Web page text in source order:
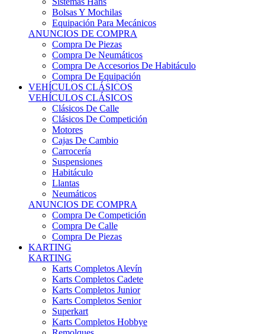
Bolsas Y Mochilas
Equipación Para Mecánicos
ANUNCIOS DE COMPRA
Compra De Piezas
Compra De Neumáticos
Compra De Accesorios De Habitáculo
Compra De Equipación
VEHÍCULOS CLÁSICOS
VEHÍCULOS CLÁSICOS
Clásicos De Calle
Clásicos De Competición
Motores
Cajas De Cambio
Carrocería
Suspensiones
Habitáculo
Llantas
Neumáticos
ANUNCIOS DE COMPRA
Compra De Competición
Compra De Calle
Compra De Piezas
KARTING
KARTING
Karts Completos Alevín
Karts Completos Cadete
Karts Completos Junior
Karts Completos Senior
Superkart
Karts Completos Hobbye